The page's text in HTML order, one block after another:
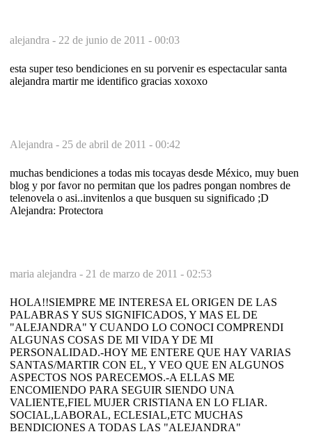
alejandra - 22 de junio de 2011 - 00:03
esta super teso bendiciones en su porvenir es espectacular santa
alejandra martir me identifico gracias xoxoxo
Alejandra - 25 de abril de 2011 - 00:42
muchas bendiciones a todas mis tocayas desde México, muy buen
blog y por favor no permitan que los padres pongan nombres de
telenovela o asi..invitenlos a que busquen su significado ;D
Alejandra: Protectora
maria alejandra - 21 de marzo de 2011 - 02:53
HOLA!!SIEMPRE ME INTERESA EL ORIGEN DE LAS
PALABRAS Y SUS SIGNIFICADOS, Y MAS EL DE
"ALEJANDRA" Y CUANDO LO CONOCI COMPRENDI
ALGUNAS COSAS DE MI VIDA Y DE MI
PERSONALIDAD.-HOY ME ENTERE QUE HAY VARIAS
SANTAS/MARTIR CON EL, Y VEO QUE EN ALGUNOS
ASPECTOS NOS PARECEMOS.-A ELLAS ME
ENCOMIENDO PARA SEGUIR SIENDO UNA
VALIENTE,FIEL MUJER CRISTIANA EN LO FLIAR.
SOCIAL,LABORAL, ECLESIAL,ETC MUCHAS
BENDICIONES A TODAS LAS "ALEJANDRA"